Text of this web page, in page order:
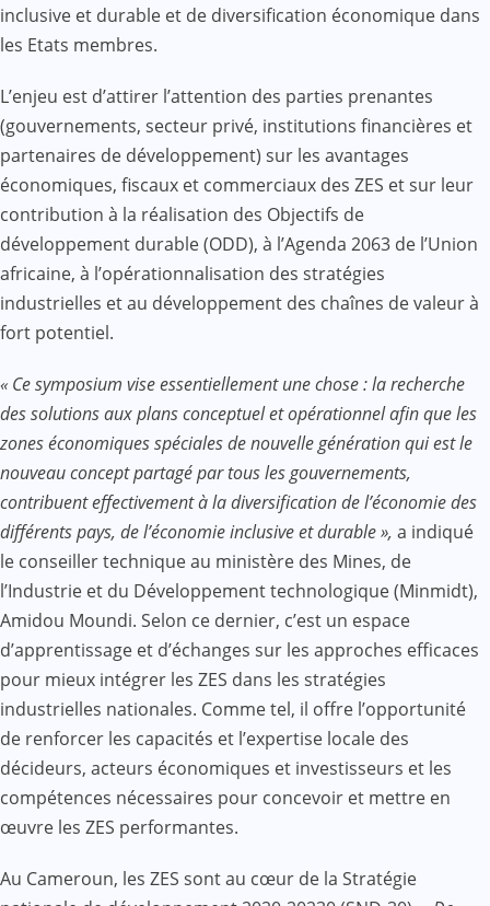
inclusive et durable et de diversification économique dans
les Etats membres.
L’enjeu est d’attirer l’attention des parties prenantes
(gouvernements, secteur privé, institutions financières et
partenaires de développement) sur les avantages
économiques, fiscaux et commerciaux des ZES et sur leur
contribution à la réalisation des Objectifs de
développement durable (ODD), à l’Agenda 2063 de l’Union
africaine, à l’opérationnalisation des stratégies
industrielles et au développement des chaînes de valeur à
fort potentiel.
« Ce symposium vise essentiellement une chose : la recherche
des solutions aux plans conceptuel et opérationnel afin que les
zones économiques spéciales de nouvelle génération qui est le
nouveau concept partagé par tous les gouvernements,
contribuent effectivement à la diversification de l’économie des
différents pays, de l’économie inclusive et durable », a indiqué
le conseiller technique au ministère des Mines, de
l’Industrie et du Développement technologique (Minmidt),
Amidou Moundi. Selon ce dernier, c’est un espace
d’apprentissage et d’échanges sur les approches efficaces
pour mieux intégrer les ZES dans les stratégies
industrielles nationales. Comme tel, il offre l’opportunité
de renforcer les capacités et l’expertise locale des
décideurs, acteurs économiques et investisseurs et les
compétences nécessaires pour concevoir et mettre en
œuvre les ZES performantes.
Au Cameroun, les ZES sont au cœur de la Stratégie